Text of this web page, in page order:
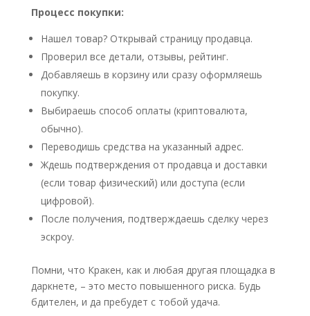
Процесс покупки:
Нашел товар? Открывай страницу продавца.
Проверил все детали, отзывы, рейтинг.
Добавляешь в корзину или сразу оформляешь
покупку.
Выбираешь способ оплаты (криптовалюта,
обычно).
Переводишь средства на указанный адрес.
Ждешь подтверждения от продавца и доставки
(если товар физический) или доступа (если
цифровой).
После получения, подтверждаешь сделку через
эскроу.
Помни, что Кракен, как и любая другая площадка в
даркнете, – это место повышенного риска. Будь
бдителен, и да пребудет с тобой удача.